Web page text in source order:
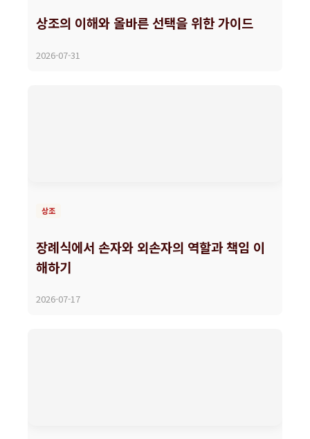
상조의 이해와 올바른 선택을 위한 가이드
2026-07-31
상조
장례식에서 손자와 외손자의 역할과 책임 이
해하기
2026-07-17